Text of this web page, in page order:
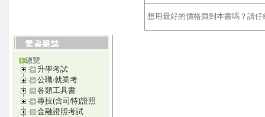
總覽
升學考試
公職‧就業考
各類工具書
專技(含司特)證照
金融證照考試
想用最好的價格買到本書嗎？請